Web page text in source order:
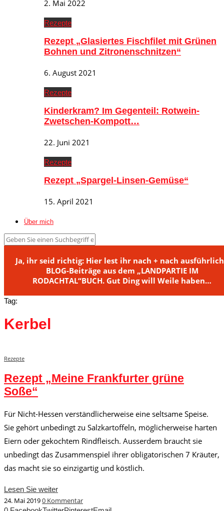
2. Mai 2022
Rezepte
Rezept „Glasiertes Fischfilet mit Grünen
Bohnen und Zitronenschnitzen“
6. August 2021
Rezepte
Kinderkram? Im Gegenteil: Rotwein-
Zwetschen-Kompott…
22. Juni 2021
Rezepte
Rezept „Spargel-Linsen-Gemüse“
15. April 2021
Über mich
Ja, ihr seid richtig: Hier lest ihr nach + nach
BLOG-Beiträge aus dem „LANDPARTIE IM
RODACHTAL“BUCH. Gut Ding will Weile haben…
Tag:
Kerbel
Rezepte
Rezept „Meine Frankfurter grüne
Soße“
Für Nicht-Hessen verständlicherweise eine seltsame Speise.
Sie gehört unbedingt zu Salzkartoffeln, möglicherweise harten
Eiern oder gekochtem Rindfleisch. Ausserdem braucht sie
unbedingt das Zusammenspiel ihrer obligatorischen 7 Kräuter,
das macht sie so einzigartig und köstlich.
Lesen Sie weiter
24. Mai 20190 Kommentar